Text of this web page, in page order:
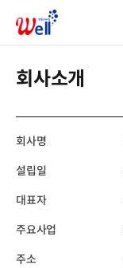
회사소개
회사명
설립일
대표자
주요사업
주소